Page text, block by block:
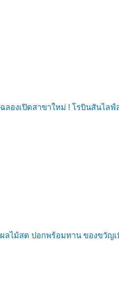
ฉลองเปิดสาขาใหม่ ! โรบินสันไลฟ์
ผลไม้สด ปอกพร้อมทาน ของขวัญเ